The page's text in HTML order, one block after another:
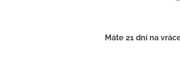
Máte 21 dní na